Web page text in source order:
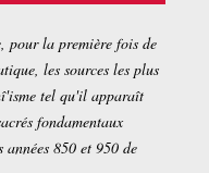
pour la première fois de
les sources les plus
tel qu'il apparaît
fondamentaux
années 850 et 950 de